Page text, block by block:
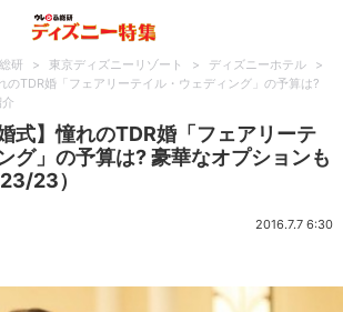
研 > 東京ディズニーリゾート > ディズニーホテル
>
のTDR婚「フェアリーテイル・ウェディング」の予算は?
式】憧れのTDR婚「フェアリーテ
グ」の予算は? 豪華なオプションも
23）
2016.7.7 6:30